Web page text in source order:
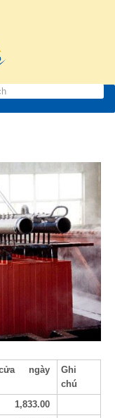
ngày
Ghi
chú
1,833.00